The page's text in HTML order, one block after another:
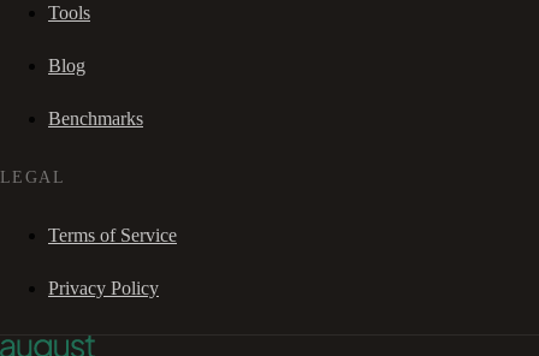
Tools
Blog
Benchmarks
LEGAL
Terms of Service
Privacy Policy